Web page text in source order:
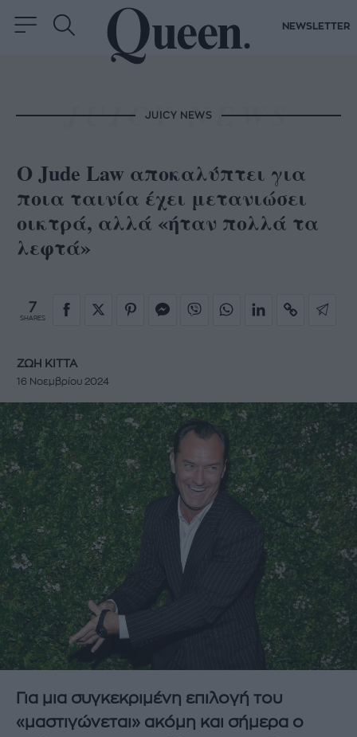
NEWSLETTER
JUICY NEWS
Ο Jude Law αποκαλύπτει για
ποια ταινία έχει μετανιώσει
οικτρά, αλλά «ήταν πολλά τα
λεφτά»
7
SHARES
ΖΩΗ ΚΙΤΤΑ
16 Νοεμβρίου 2024
Για μια συγκεκριμένη επιλογή του
«μαστιγώνεται» ακόμη και σήμερα ο